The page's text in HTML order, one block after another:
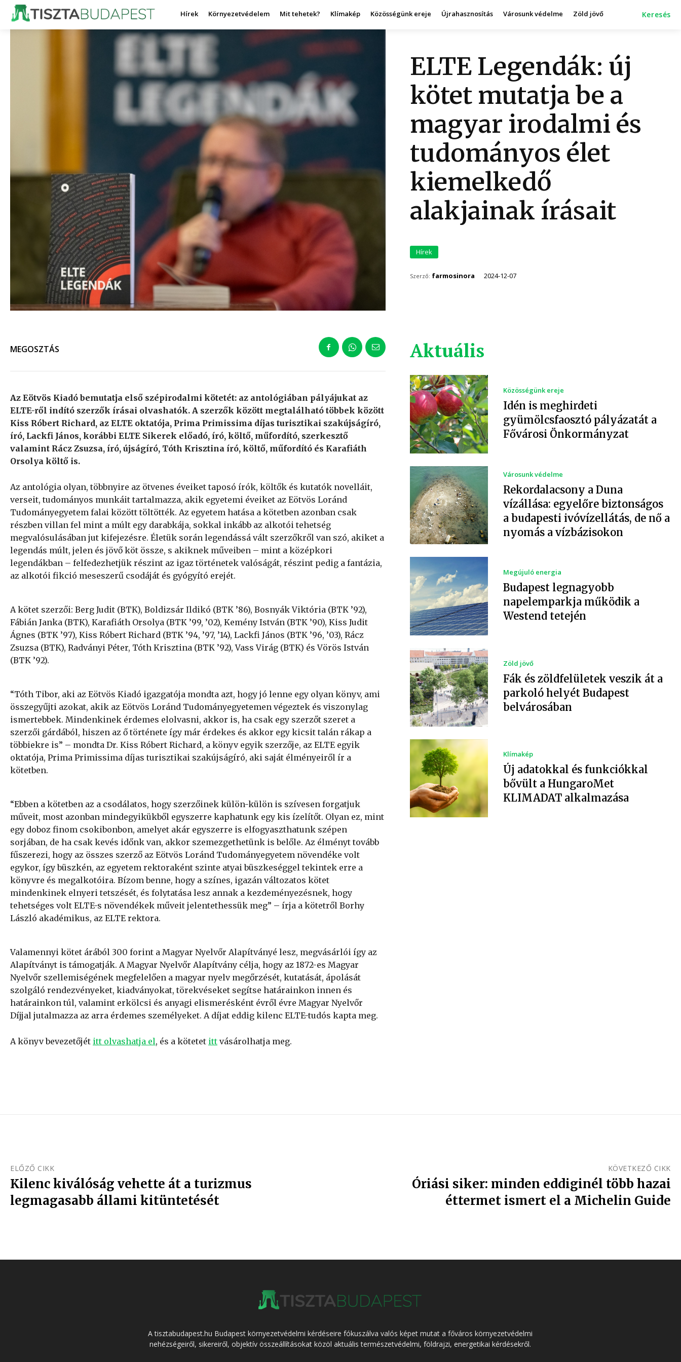
Hírek Környezetvédelem Mit tehetek? Klímakép Közösségünk ereje Újrahasznosítás Városunk védelme Zöld jövő Keresés
ELTE Legendák: új
kötet mutatja be a
magyar irodalmi és
tudományos élet
kiemelkedő
alakjainak írásait
Hírek
Szerző: farmosinora 2024-12-07
MEGOSZTÁS
Az Eötvös Kiadó bemutatja első szépirodalmi kötetét: az antológiában pályájukat az
ELTE-ről indító szerzők írásai olvashatók. A szerzők között megtalálható többek között
Kiss Róbert Richard, az ELTE oktatója, Prima Primissima díjas turisztikai szakújságíró,
író, Lackfi János, korábbi ELTE Sikerek előadó, író, költő, műfordító, szerkesztő
valamint Rácz Zsuzsa, író, újságíró, Tóth Krisztina író, költő, műfordító és Karafiáth
Orsolya költő is.
Az antológia olyan, többnyire az ötvenes éveiket taposó írók, költők és kutatók novelláit,
verseit, tudományos munkáit tartalmazza, akik egyetemi éveiket az Eötvös Loránd
Tudományegyetem falai között töltötték. Az egyetem hatása a kötetben azonban csak
részben villan fel mint a múlt egy darabkája, sokkal inkább az alkotói tehetség
megvalósulásában jut kifejezésre. Életük során legendássá vált szerzőkről van szó, akiket a
legendás múlt, jelen és jövő köt össze, s akiknek műveiben – mint a középkori
legendákban – felfedezhetjük részint az igaz történetek valóságát, részint pedig a fantázia,
az alkotói fikció meseszerű csodáját és gyógyító erejét.
A kötet szerzői: Berg Judit (BTK), Boldizsár Ildikó (BTK ’86), Bosnyák Viktória (BTK ’92),
Fábián Janka (BTK), Karafiáth Orsolya (BTK ’99, ’02), Kemény István (BTK ’90), Kiss Judit
Ágnes (BTK ’97), Kiss Róbert Richard (BTK ’94, ’97, ’14), Lackfi János (BTK ’96, ’03), Rácz
Zsuzsa (BTK), Radványi Péter, Tóth Krisztina (BTK ’92), Vass Virág (BTK) és Vörös István
(BTK ’92).
“Tóth Tibor, aki az Eötvös Kiadó igazgatója mondta azt, hogy jó lenne egy olyan könyv, ami
összegyűjti azokat, akik az Eötvös Loránd Tudományegyetemen végeztek és viszonylag
ismertebbek. Mindenkinek érdemes elolvasni, akkor is, ha csak egy szerzőt szeret a
szerzői gárdából, hiszen az ő története így már érdekes és akkor egy kicsit talán rákap a
többiekre is” – mondta Dr. Kiss Róbert Richard, a könyv egyik szerzője, az ELTE egyik
oktatója, Prima Primissima díjas turisztikai szakújságíró, aki saját élményeiről ír a
kötetben.
“Ebben a kötetben az a csodálatos, hogy szerzőinek külön-külön is szívesen forgatjuk
műveit, most azonban mindegyikükből egyszerre kaphatunk egy kis ízelítőt. Olyan ez, mint
egy doboz finom csokibonbon, amelyet akár egyszerre is elfogyaszthatunk szépen
sorjában, de ha csak kevés időnk van, akkor szemezgethetünk is belőle. Az élményt tovább
fűszerezi, hogy az összes szerző az Eötvös Loránd Tudományegyetem növendéke volt
egykor, így büszkén, az egyetem rektoraként szinte atyai büszkeséggel tekintek erre a
könyvre és megalkotóira. Bízom benne, hogy a színes, igazán változatos kötet
mindenkinek elnyeri tetszését, és folytatása lesz annak a kezdeményezésnek, hogy
tehetséges volt ELTE-s növendékek műveit jelentethessük meg” – írja a kötetről Borhy
László akadémikus, az ELTE rektora.
Valamennyi kötet árából 300 forint a Magyar Nyelvőr Alapítványé lesz, megvásárlói így az
Alapítványt is támogatják. A Magyar Nyelvőr Alapítvány célja, hogy az 1872-es Magyar
Nyelvőr szellemiségének megfelelően a magyar nyelv megőrzését, kutatását, ápolását
szolgáló rendezvényeket, kiadványokat, törekvéseket segítse határainkon innen és
határainkon túl, valamint erkölcsi és anyagi elismerésként évről évre Magyar Nyelvőr
Díjjal jutalmazza az arra érdemes személyeket. A díjat eddig kilenc ELTE-tudós kapta meg.
A könyv bevezetőjét itt olvashatja el, és a kötetet itt vásárolhatja meg.
Aktuális
Közösségünk ereje
Idén is meghirdeti
gyümölcsfaosztó pályázatát a
Fővárosi Önkormányzat
Városunk védelme
Rekordalacsony a Duna
vízállása: egyelőre biztonságos
a budapesti ivóvízellátás, de nő a
nyomás a vízbázisokon
Megújuló energia
Budapest legnagyobb
napelemparkja működik a
Westend tetején
Zöld jövő
Fák és zöldfelületek veszik át a
parkoló helyét Budapest
belvárosában
Klímakép
Új adatokkal és funkciókkal
bővült a HungaroMet
KLIMADAT alkalmazása
ELŐZŐ CIKK
Kilenc kiválóság vehette át a turizmus
legmagasabb állami kitüntetését
KÖVETKEZŐ CIKK
Óriási siker: minden eddiginél több hazai
éttermet ismert el a Michelin Guide
A tisztabudapest.hu Budapest környezetvédelmi kérdéseire fókuszálva valós képet mutat a főváros környezetvédelmi
nehézségeiről, sikereiről, objektív összeállításokat közöl aktuális természetvédelmi, földrajzi, energetikai kérdésekről.